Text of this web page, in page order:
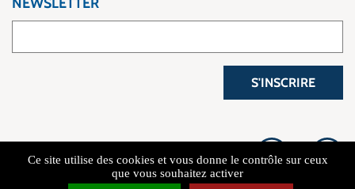
S'INSCRIRE
Ce site utilise des cookies et vous donne le contrôle sur ceux
que vous souhaitez activer